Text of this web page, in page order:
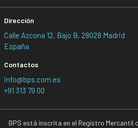
Dirección
Calle Azcona 12, Bajo B, 28028 Madrid
España
Contactos
info@bps.com.es
+91 313 79 00
BPS está inscrita en el Registro Mercantil